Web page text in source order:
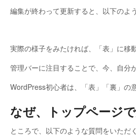
編集が終わって更新すると、以下のよ
実際の様子をみたければ、「表」に移
管理バーに注目することで、今、自分
WordPress初心者は、「表」「裏」の
なぜ、トップページ
ところで、以下のような質問をいただ